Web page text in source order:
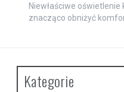
Niewłaściwe oświetlenie
znacząco obniżyć
Kategorie